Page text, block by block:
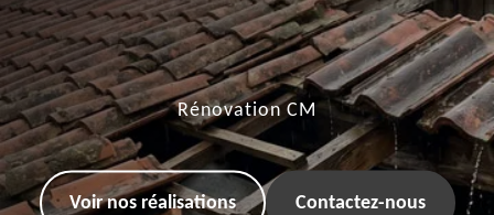
Rénovation CM
Voir nos réalisations Contactez-nous